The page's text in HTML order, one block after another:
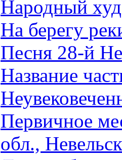
Народный
На берегу
Песня 28-й
Название
Первичное
обл.,